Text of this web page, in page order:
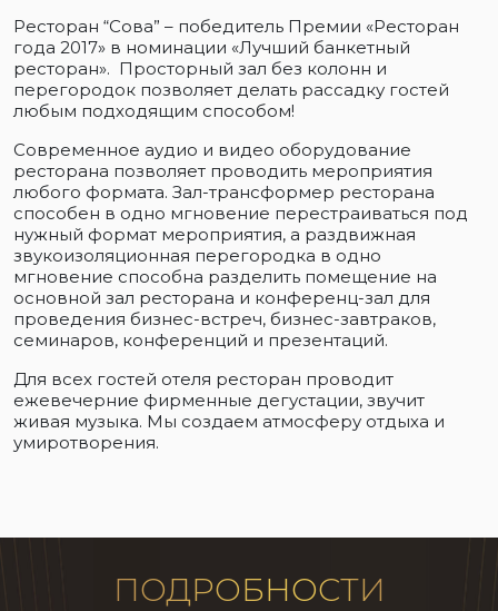
Ресторан “Сова” – победитель Премии «Ресторан
года 2017» в номинации «Лучший банкетный
ресторан». Просторный зал без колонн и
перегородок позволяет делать рассадку гостей
любым подходящим способом!
Современное аудио и видео оборудование
ресторана позволяет проводить мероприятия
любого формата. Зал-трансформер ресторана
способен в одно мгновение перестраиваться под
нужный формат мероприятия, а раздвижная
звукоизоляционная перегородка в одно
мгновение способна разделить помещение на
основной зал ресторана и конференц-зал для
проведения бизнес-встреч, бизнес-завтраков,
семинаров, конференций и презентаций.
Для всех гостей отеля ресторан проводит
ежевечерние фирменные дегустации, звучит
живая музыка. Мы создаем атмосферу отдыха и
умиротворения.
ПОДРОБНОСТИ